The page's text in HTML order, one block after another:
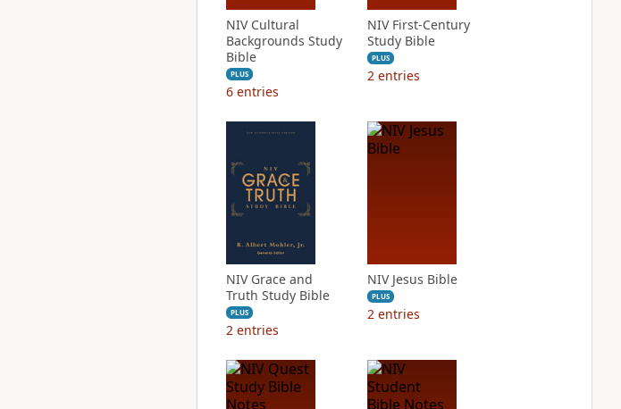
NIV Cultural
Backgrounds Study
Bible
PLUS
6 entries
NIV First-Century
Study Bible
PLUS
2 entries
NIV Grace and
Truth Study Bible
PLUS
2 entries
NIV Jesus Bible
PLUS
2 entries